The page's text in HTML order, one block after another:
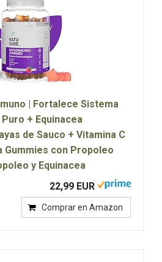
| Fortalece Sistema
+ Equinacea
de Sauco + Vitamina C
Gummies con Propoleo
y Equinacea
22,99 EUR
Comprar en Amazon